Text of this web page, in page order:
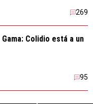
269
Colidio está a un
95